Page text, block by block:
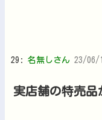
29: 名無しさん 23/06/
実店舗の特売品